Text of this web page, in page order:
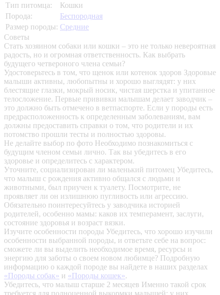
Тип питомца:
Кошки
Порода:
Беспородная
Размер породы: Средние
Советы
Стать хозяином собаки или кошки – это не только невероятная
радость, но и огромная ответственность. Как выбрать
будущего четвероного члена семьи?
Удостоверьтесь в том, что щенок или котенок здоров Здоровые
малыши активны, любопытны и хорошо выглядят: у них
блестящие глазки, мокрый носик, чистая шерстка и упитанное
телосложение. Первые прививки малышам делает заводчик –
это должно быть отмечено в ветпаспорте. Если у породы есть
предрасположенность к определенным заболеваниям, вам
должны предоставить справки о том, что родители и их
потомство прошли тесты и полностью здоровы.
Не делайте выбор по фото Необходимо познакомиться с
будущим членом семьи лично. Так вы убедитесь в его
здоровье и определитесь с характером.
Уточните, социализирован ли маленький питомец Убедитесь,
что малыш с рождения активно общался с людьми и
животными, был приучен к туалету. Посмотрите, не
проявляет ли он излишнюю пугливость или агрессию.
Обязательно поинтересуйтесь у заводчика историей
родителей, особенно мамы: каков их темперамент, заслуги,
состояние здоровья и возраст вязки.
Изучите особенности породы Убедитесь, что хорошо изучили
особенности выбранной породы, и ответьте себе на вопрос:
сможете ли вы выделить необходимое время, ресурсы и
энергию для заботы о своем новом любимце? Подробную
информацию о каждой породе вы найдете в наших разделах
«Породы собак» и «Породы кошек».
Убедитесь, что малыш старше 2 месяцев Именно такой срок